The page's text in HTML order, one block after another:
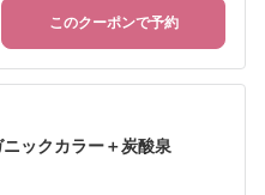
このクーポンで予約
ニックカラー＋炭酸泉